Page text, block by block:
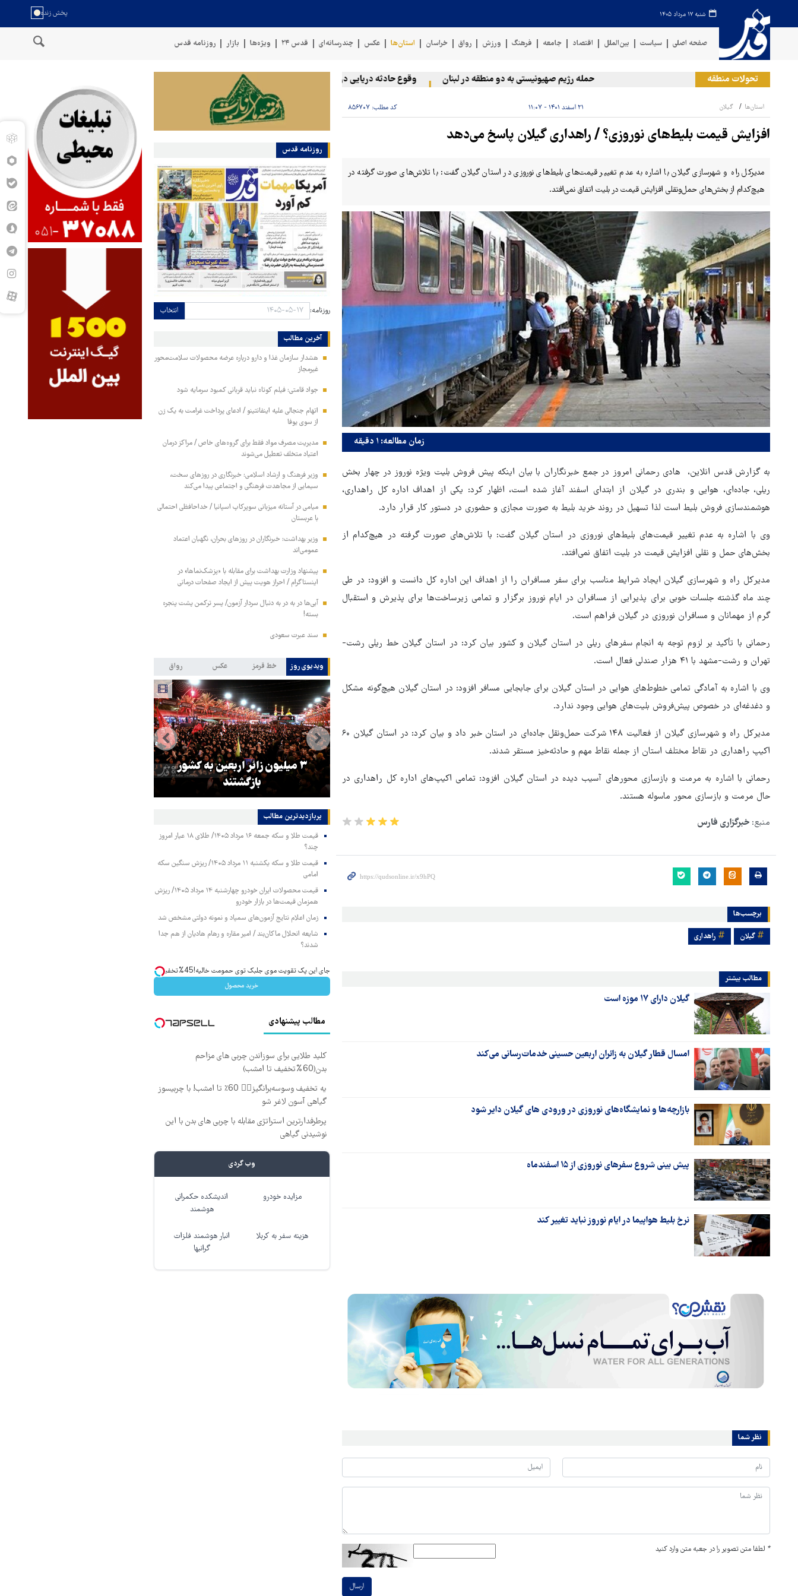
شنبه ۱۷ مرداد ۱۴۰۵
صفحه اصلی سیاست بین‌الملل اقتصاد جامعه فرهنگ ورزش رواق خراسان استان‌ها عکس چندرسانه‌ای قدس ۲۴ ویژه‌ها بازار روزنامه قدس
تحولات منطقه حمله رژیم صهیونیستی به دو منطقه در لبنان وقوع حادثه دریایی در سواحل عمان سخنگوی نیروهای مسلح یمن: کشتی نفتی عربستان را با موشک بالستیک هدف قرار
استان‌ها گیلان ۲۱ اسفند ۱۴۰۱ - ۱۱:۰۷ کد مطلب: ۸۵۶۷۰۷
افزایش قیمت بلیط‌های نوروزی؟ / راهداری گیلان پاسخ می‌دهد
مدیرکل راه و شهرسازی گیلان با اشاره به عدم تغییر قیمت‌های بلیط‌های نوروزی در استان گیلان گفت: با تلاش‌های صورت گرفته در
هیچ‌کدام از بخش‌های حمل‌ونقلی افزایش قیمت در بلیت اتفاق نمی‌افتد.
زمان مطالعه: ۱ دقیقه
به گزارش قدس انلاین، هادی رحمانی امروز در جمع خبرنگاران با بیان اینکه پیش فروش بلیت ویژه نوروز در چهار بخش
ریلی، جاده‌ای، هوایی و بندری در گیلان از ابتدای اسفند آغاز شده است، اظهار کرد: یکی از اهداف اداره کل راهداری،
هوشمندسازی فروش بلیط است لذا تسهیل در روند خرید بلیط به صورت مجازی و حضوری در دستور کار قرار دارد.
وی با اشاره به عدم تغییر قیمت‌های بلیط‌های نوروزی در استان گیلان گفت: با تلاش‌های صورت گرفته در هیچ‌کدام از
بخش‌های حمل و نقلی افزایش قیمت در بلیت اتفاق نمی‌افتد.
مدیرکل راه و شهرسازی گیلان ایجاد شرایط مناسب برای سفر مسافران را از اهداف این اداره کل دانست و افزود: در طی
چند ماه گذشته جلسات خوبی برای پذیرایی از مسافران در ایام نوروز برگزار و تمامی زیرساخت‌ها برای پذیرش و استقبال
گرم از مهمانان و مسافران نوروزی در گیلان فراهم است.
رحمانی با تأکید بر لزوم توجه به انجام سفرهای ریلی در استان گیلان و کشور بیان کرد: در استان گیلان خط ریلی رشت-
تهران و رشت-مشهد با ۴۱ هزار صندلی فعال است.
وی با اشاره به آمادگی تمامی خطوط‌های هوایی در استان گیلان برای جابجایی مسافر افزود: در استان گیلان هیچ‌گونه مشکل
و دغدغه‌ای در خصوص پیش‌فروش بلیت‌های هوایی وجود ندارد.
مدیرکل راه و شهرسازی گیلان از فعالیت ۱۴۸ شرکت حمل‌ونقل جاده‌ای در استان خبر داد و بیان کرد: در استان گیلان ۶۰
اکیپ راهداری در نقاط مختلف استان از جمله نقاط مهم و حادثه‌خیز مستقر شدند.
رحمانی با اشاره به مرمت و بازسازی محورهای آسیب دیده در استان گیلان افزود: تمامی اکیپ‌های اداره کل راهداری در
حال مرمت و بازسازی محور ماسوله هستند.
منبع: خبرگزاری فارس
برچسب‌ها
گیلان راهداری
مطالب بیشتر
گیلان دارای ۱۷ موزه است
امسال قطار گیلان به زائران اربعین حسینی خدمات‌رسانی می‌کند
بازارچه‌ها و نمایشگاه‌های نوروزی در ورودی های گیلان دایر شود
پیش بینی شروع سفرهای نوروزی از ۱۵ اسفندماه
نرخ بلیط هواپیما در ایام نوروز نباید تغییر کند
نظر شما
* لطفا متن تصویر را در جعبه متن وارد کنید
ارسال
روزنامه قدس
روزنامه: انتخاب
آخرین مطالب
هشدار سازمان غذا و دارو درباره عرضه محصولات سلامت‌محور
غیرمجاز
جواد قامتی: فیلم کوتاه نباید قربانی کمبود سرمایه شود
اتهام جنجالی علیه اینفانتینو / ادعای پرداخت غرامت به یک زن
از سوی یوفا
مدیریت مصرف مواد فقط برای گروه‌های خاص / مراکز درمان
اعتیاد متخلف تعطیل می‌شوند
وزیر فرهنگ و ارشاد اسلامی: خبرنگاری در روزهای سخت،
سیمایی از مجاهدت فرهنگی و اجتماعی پیدا می‌کند
میامی در آستانه میزبانی سوپرکاپ اسپانیا / خداحافظی احتمالی
با عربستان
وزیر بهداشت: خبرنگاران در روزهای بحران، نگهبان اعتماد
عمومی‌اند
پیشنهاد وزارت بهداشت برای مقابله با «پزشک‌نماها» در
اینستاگرام / احراز هویت پیش از ایجاد صفحات درمانی
آبی‌ها در به در به دنبال سردار آزمون/ پسر ترکمن پشت پنجره
بسته!
سند عبرت سعودی
ویدیوی روز خط قرمز عکس رواق
در منطقه درمانده کرد
جنگ‌طلبی است!
۳ میلیون زائر اربعین به کشور
بازگشتند
پربازدیدترین‌ مطالب
قیمت طلا و سکه جمعه ۱۶ مرداد ۱۴۰۵/ طلای ۱۸ عیار امروز
چند؟
قیمت طلا و سکه یکشنبه ۱۱ مرداد ۱۴۰۵/ ریزش سنگین سکه
امامی
قیمت محصولات ایران خودرو چهارشنبه ۱۴ مرداد ۱۴۰۵/ ریزش
همزمان قیمت‌ها در بازار خودرو
زمان اعلام نتایج آزمون‌های سمپاد و نمونه دولتی مشخص شد
شایعه انحلال ماکان‌بند / امیر مقاره و رهام هادیان از هم جدا
شدند؟
جای این پک تقویت موی جلبک توی حمومت خالیه!45%تخفیف
خرید محصول
مطالب پیشنهادی
کلید طلایی برای سوزاندن چربی های مزاحم
بدن(60%تخفیف تا امشب)
یه تخفیف وسوسه‌برانگیز👈🏻 60٪ تا امشب! با چربیسوز
گیاهی آسون لاغر شو
پرطرفدارترین استراتژی مقابله با چربی های بدن با این
نوشیدنی گیاهی
وب گردی
مزایده خودرو
اندیشکده حکمرانی
هوشمند
هزینه سفر به کربلا
انبار هوشمند فلزات
گرانبها